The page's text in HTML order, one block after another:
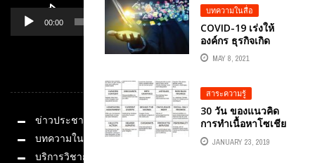
เจคใหม่ “คลับสวรรค์
สำหรับผู้สูงวัย”
AGING SOCIETY
PARADISE CLUB
บทความในสื่อ
COVID-19 เร่งให้
องค์กร ธุรกิจเกิด
DIGITAL
TRANSFORMATION
MAY 8, 2021
สาระความรู้
30 วัน ของแนวคิด
การทำเนื้อหาโซเชีย
ลมีเดีย SOCIAL
MEDIA
JANUARY 23, 2019
00:00 01:14
หมวดหมู่
ข่าวประชาสัมพันธ์
บทความในสื่อ
บริการวิชาการ